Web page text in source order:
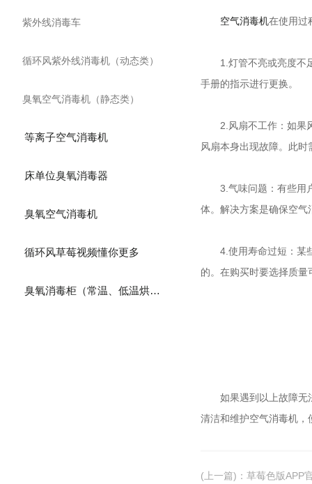
紫外线消毒车
循环风紫外线消毒机（动态类）
臭氧空气消毒机（静态类）
等离子空气消毒机
床单位臭氧消毒器
臭氧空气消毒机
循环风草莓视频懂你更多
臭氧消毒柜（常温、低温烘干）
空气消毒机在使用过
1.灯管不亮或亮度不足
手册的指示进行更换。
2.风扇不工作：如果风
风扇本身出现故障。
3.气味问题：有些
体。解决方案是确保空气
4.使用寿命过短：某
的。在购买时要选择质量
如果遇到以上故障无法解
清洁和维护空气消毒机
(上一篇) ： 草莓色版APP